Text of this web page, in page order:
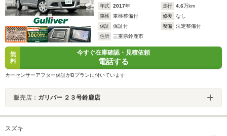
年式 2017年 走行 4.6万km
車検
車検整備付 修復
なし
保証
保証付 整備
法定整備付
住所
三重県鈴鹿市
無
料
今すぐ在庫確認・見積依頼
電話する
カーセンサーアフター保証がBプランに付いています
販売店： ガリバー ２３号鈴鹿店
スズキ